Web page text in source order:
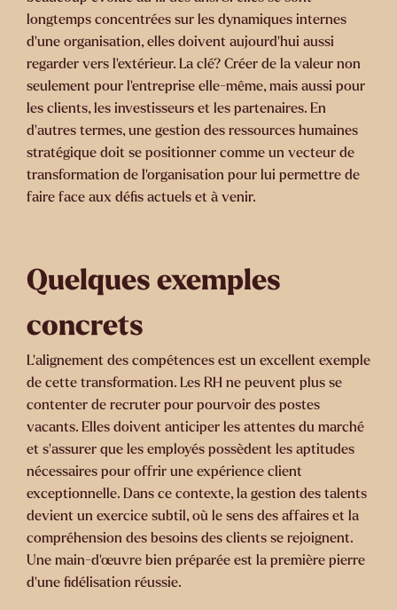
longtemps concentrées sur les dynamiques internes
d’une organisation, elles doivent aujourd’hui aussi
regarder vers l’extérieur. La clé? Créer de la valeur non
seulement pour l’entreprise elle-même, mais aussi pour
les clients, les investisseurs et les partenaires. En
d’autres termes, une gestion des ressources humaines
stratégique doit se positionner comme un vecteur de
transformation de l’organisation pour lui permettre de
faire face aux défis actuels et à venir.
Quelques exemples
concrets
L’alignement des compétences est un excellent exemple
de cette transformation. Les RH ne peuvent plus se
contenter de recruter pour pourvoir des postes
vacants. Elles doivent anticiper les attentes du marché
et s’assurer que les employés possèdent les aptitudes
nécessaires pour offrir une expérience client
exceptionnelle. Dans ce contexte, la gestion des talents
devient un exercice subtil, où le sens des affaires et la
compréhension des besoins des clients se rejoignent.
Une main-d’œuvre bien préparée est la première pierre
d’une fidélisation réussie.